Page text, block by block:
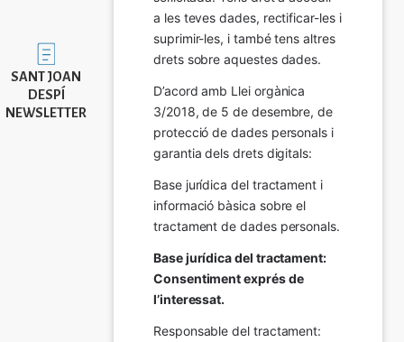
Imatge
SANT JOAN
DESPÍ
NEWSLETTER
a les teves dades, rectificar-les i
suprimir-les, i també tens altres
drets sobre aquestes dades.
D’acord amb Llei orgànica
3/2018, de 5 de desembre, de
protecció de dades personals i
garantia dels drets digitals:
Base jurídica del tractament i
informació bàsica sobre el
tractament de dades personals.
Base jurídica del tractament:
Consentiment exprés de
l’interessat.
Responsable del tractament: